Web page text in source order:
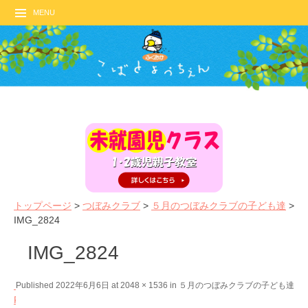
MENU
トップページ > つぼみクラブ > ５月のつぼみクラブの子ども達 >
IMG_2824
IMG_2824
Published 2022年6月6日 at 2048 × 1536 in ５月のつぼみクラブの子ども達
←
P
N
e